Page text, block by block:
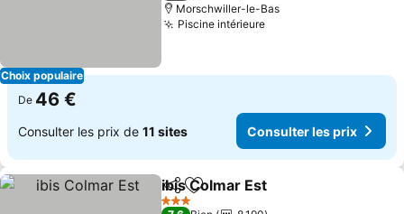
Choix populaire
Morschwiller-le-Bas
Piscine intérieureConsulter les prix
De 46 €
Consulter les prix de 11 sites Consulter les prix
PartagerAjouter à mes favoris
ibis Colmar Est
3 Étoiles